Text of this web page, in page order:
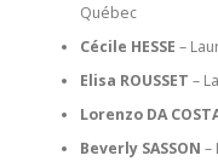
Québec
Cécile HESSE –
Elisa ROUSSET –
Lorenzo DA
Beverly SASSON –